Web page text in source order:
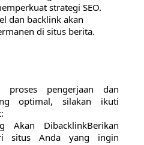
strategi SEO.
dan backlink akan
di situs berita.
proses pengerjaan dan
optimal, silakan ikuti
Akan DibacklinkBerikan
situs Anda yang ingin